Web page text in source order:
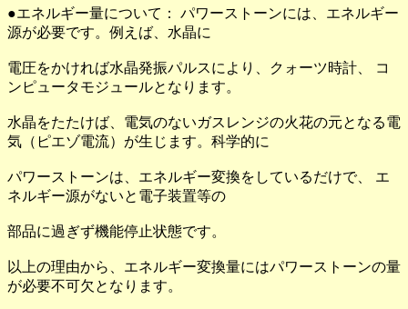
●エネルギー量について： パワーストーンには、エネルギー
源が必要です。例えば、水晶に
電圧をかければ水晶発振パルスにより、クォーツ時計、 コ
ンピュータモジュールとなります。
水晶をたたけば、電気のないガスレンジの火花の元となる電
気（ピエゾ電流）が生じます。科学的に
パワーストーンは、エネルギー変換をしているだけで、 エ
ネルギー源がないと電子装置等の
部品に過ぎず機能停止状態です。
以上の理由から、エネルギー変換量にはパワーストーンの量
が必要不可欠となります。